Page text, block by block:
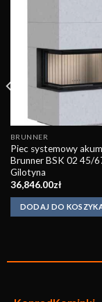
BRUNNER
Piec systemowy
Brunner BSK 02 45/
Gilotyna
36,846.00zł
DODAJ DO